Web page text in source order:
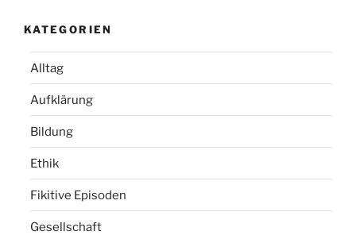
KATEGORIEN
Alltag
Aufklärung
Bildung
Ethik
Fikitive Episoden
Gesellschaft